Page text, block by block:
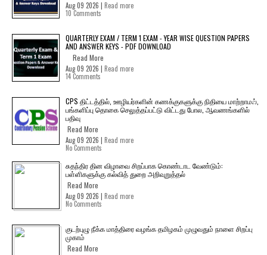
Aug 09 2026 | Read more
10 Comments
QUARTERLY EXAM / TERM 1 EXAM - YEAR WISE QUESTION PAPERS
AND ANSWER KEYS - PDF DOWNLOAD
Read More
Aug 09 2026 | Read more
14 Comments
CPS திட்டத்தில், ஊழியர்களின் கணக்குகளுக்கு நிதியை மாற்றாமல்,
பங்களிப்பு தொகை செலுத்தப்பட்டு விட்டது போல, ஆவணங்களில்
பதிவு
Read More
Aug 09 2026 | Read more
No Comments
சுதந்திர தின விழாவை சிறப்பாக கொண்டாட வேண்டும்:
பள்ளிகளுக்கு கல்வித் துறை அறிவுறுத்தல்
Read More
Aug 09 2026 | Read more
No Comments
குடற்புழு நீக்க மாத்திரை வழங்க தமிழகம் முழுவதும் நாளை சிறப்பு
முகாம்
Read More